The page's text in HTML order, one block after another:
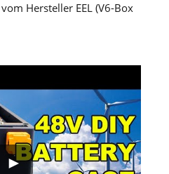
Hersteller EEL (V6-Box